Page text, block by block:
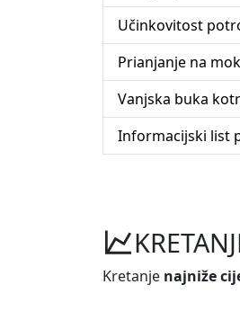
Učinkovitost
Prianjanje na
Vanjska buka
Informacijski list
Kretanje najniže